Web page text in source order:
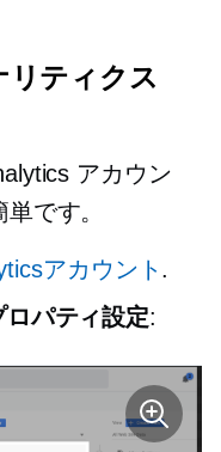
ティクス
アカウン
です。
アカウント .
パティ設定: